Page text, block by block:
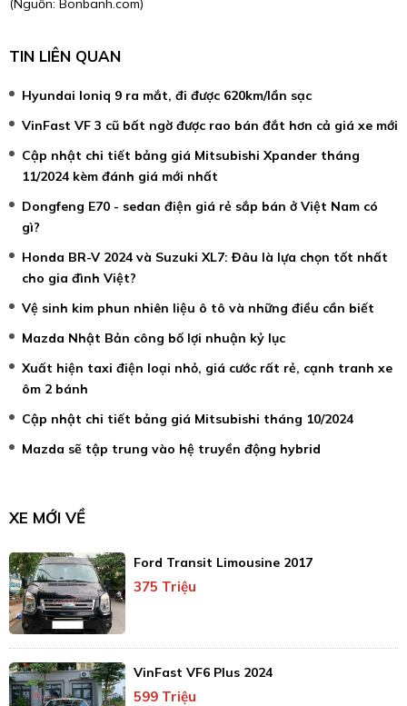
TIN LIÊN QUAN
Hyundai Ioniq 9 ra mắt, đi được 620km/lần sạc
VinFast VF 3 cũ bất ngờ được rao bán đắt hơn cả giá xe mới
Cập nhật chi tiết bảng giá Mitsubishi Xpander tháng
11/2024 kèm đánh giá mới nhất
Dongfeng E70 - sedan điện giá rẻ sắp bán ở Việt Nam có
gì?
Honda BR-V 2024 và Suzuki XL7: Đâu là lựa chọn tốt nhất
cho gia đình Việt?
Vệ sinh kim phun nhiên liệu ô tô và những điều cần biết
Mazda Nhật Bản công bố lợi nhuận kỷ lục
Xuất hiện taxi điện loại nhỏ, giá cước rất rẻ, cạnh tranh xe
ôm 2 bánh
Cập nhật chi tiết bảng giá Mitsubishi tháng 10/2024
Mazda sẽ tập trung vào hệ truyền động hybrid
XE MỚI VỀ
Ford Transit Limousine 2017
375 Triệu
VinFast VF6 Plus 2024
599 Triệu